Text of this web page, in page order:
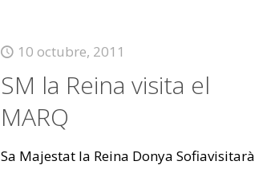
10 octubre, 2011
SM la Reina visita el
MARQ
Sa Majestat la Reina Donya Sofiavisitarà